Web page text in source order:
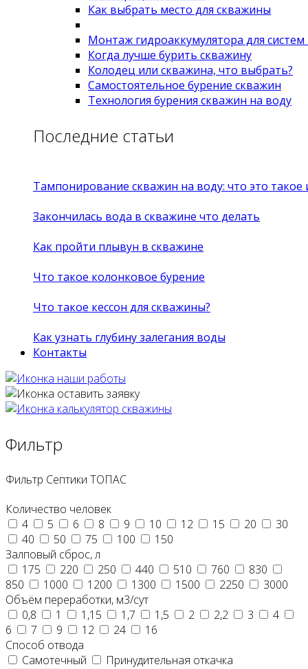
Как выбрать место для скважины
Монтаж гидроаккумулятора для
Когда лучше бурить скважину
Колодец или скважина, что выбрать?
Самостоятельное бурение скважин
Технология бурения скважин на воду
Последние статьи
Тампонирование скважин на воду: что это такое
Закончилась вода в скважине что делать
Как пройти плывун в скважине
Что такое колонковое бурение
Что такое кессон для скважины?
Как узнать глубину залегания воды
Контакты
Фильтр
Фильтр Септики ТОПАС
Количество человек
4
5 6 8 9 10 12 15 20
30
40
50 75 100
150
Залповый сброс, л
175
220 250 440 510 760
830
850
1000 1200 1300 1500 2250
3000
Объём переработки, м3/сут
0,8
1 1,15 1,7 1,5 2 2,2 3
4
6
7 9 12 24
16
Способ отвода
Самотечный
Принудительная откачка